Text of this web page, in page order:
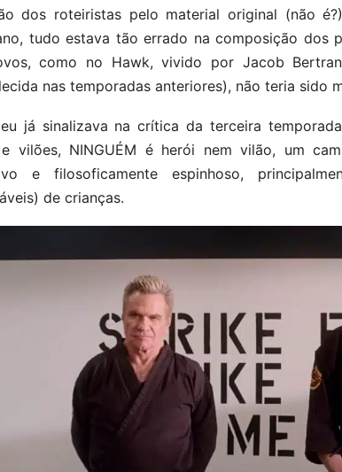
dos roteiristas pelo material original (não
tudo estava tão errado na composição dos
como no Hawk, vivido por Jacob
nas temporadas anteriores), não teria sido
já sinalizava na crítica da terceira
vilões, NINGUÉM é herói nem vilão, um
e filosoficamente espinhoso,
de crianças.